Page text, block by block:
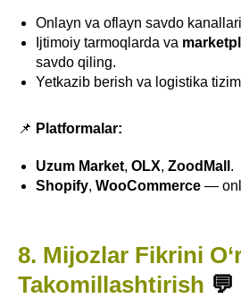
Onlayn va oflayn savdo
Ijtimoiy tarmoqlarda va
savdo qiling.
Yetkazib berish va logistika
📌 Platformalar:
Uzum Market, OLX, ZoodMall .
Shopify, WooCommerce —
8. Mijozlar Fikrini
Takomillashtirish 💬